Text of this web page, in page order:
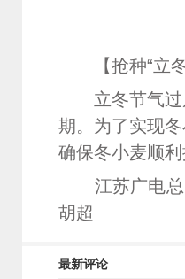
【抢种“立冬
立冬节气过后
期。为了实现
确保冬小麦顺利
江苏广电总
胡超
最新评论